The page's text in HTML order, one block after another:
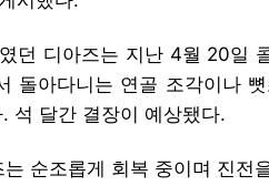
던 디아즈는 지난 4월 20일
돌아다니는 연골 조각이나
석 달간 결장이 예상됐다.
순조롭게 회복 중이며 진전